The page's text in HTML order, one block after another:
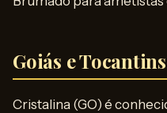
Goiás e Tocantins
Cristalina (GO) é